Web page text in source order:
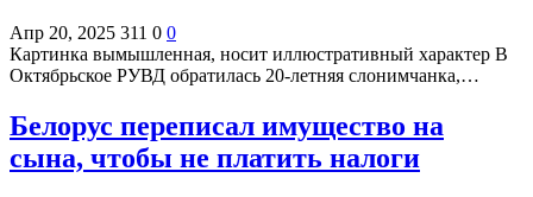
Апр 20, 2025 311 0 0
Картинка вымышленная, носит иллюстративный характер В
Октябрьское РУВД обратилась 20-летняя слонимчанка,…
Белорус переписал имущество на
сына, чтобы не платить налоги